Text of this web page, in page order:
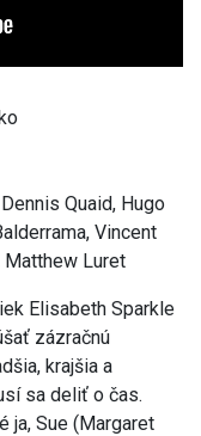
Quaid, Hugo
Vincent
Matthew Luret
Elisabeth Sparkle
zázračnú
krajšia a
sa deliť o čas.
ja, Sue (Margaret